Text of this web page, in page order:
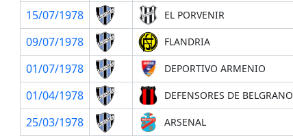
15/07/1978
EL PORVENIR
09/07/1978
FLANDRIA
01/07/1978
DEPORTIVO ARMENIO
01/04/1978
DEFENSORES DE BELGRANO
25/03/1978
ARSENAL